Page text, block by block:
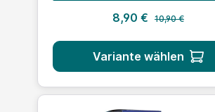
Verkaufspreis:
8,90 € Regulärer Preis:
10,90 €
Variante wählen